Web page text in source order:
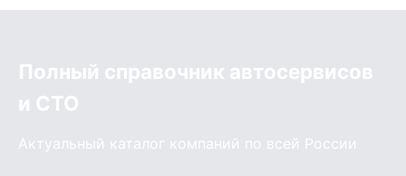
Полный справочник автосервисов
и СТО
Актуальный каталог компаний по всей России